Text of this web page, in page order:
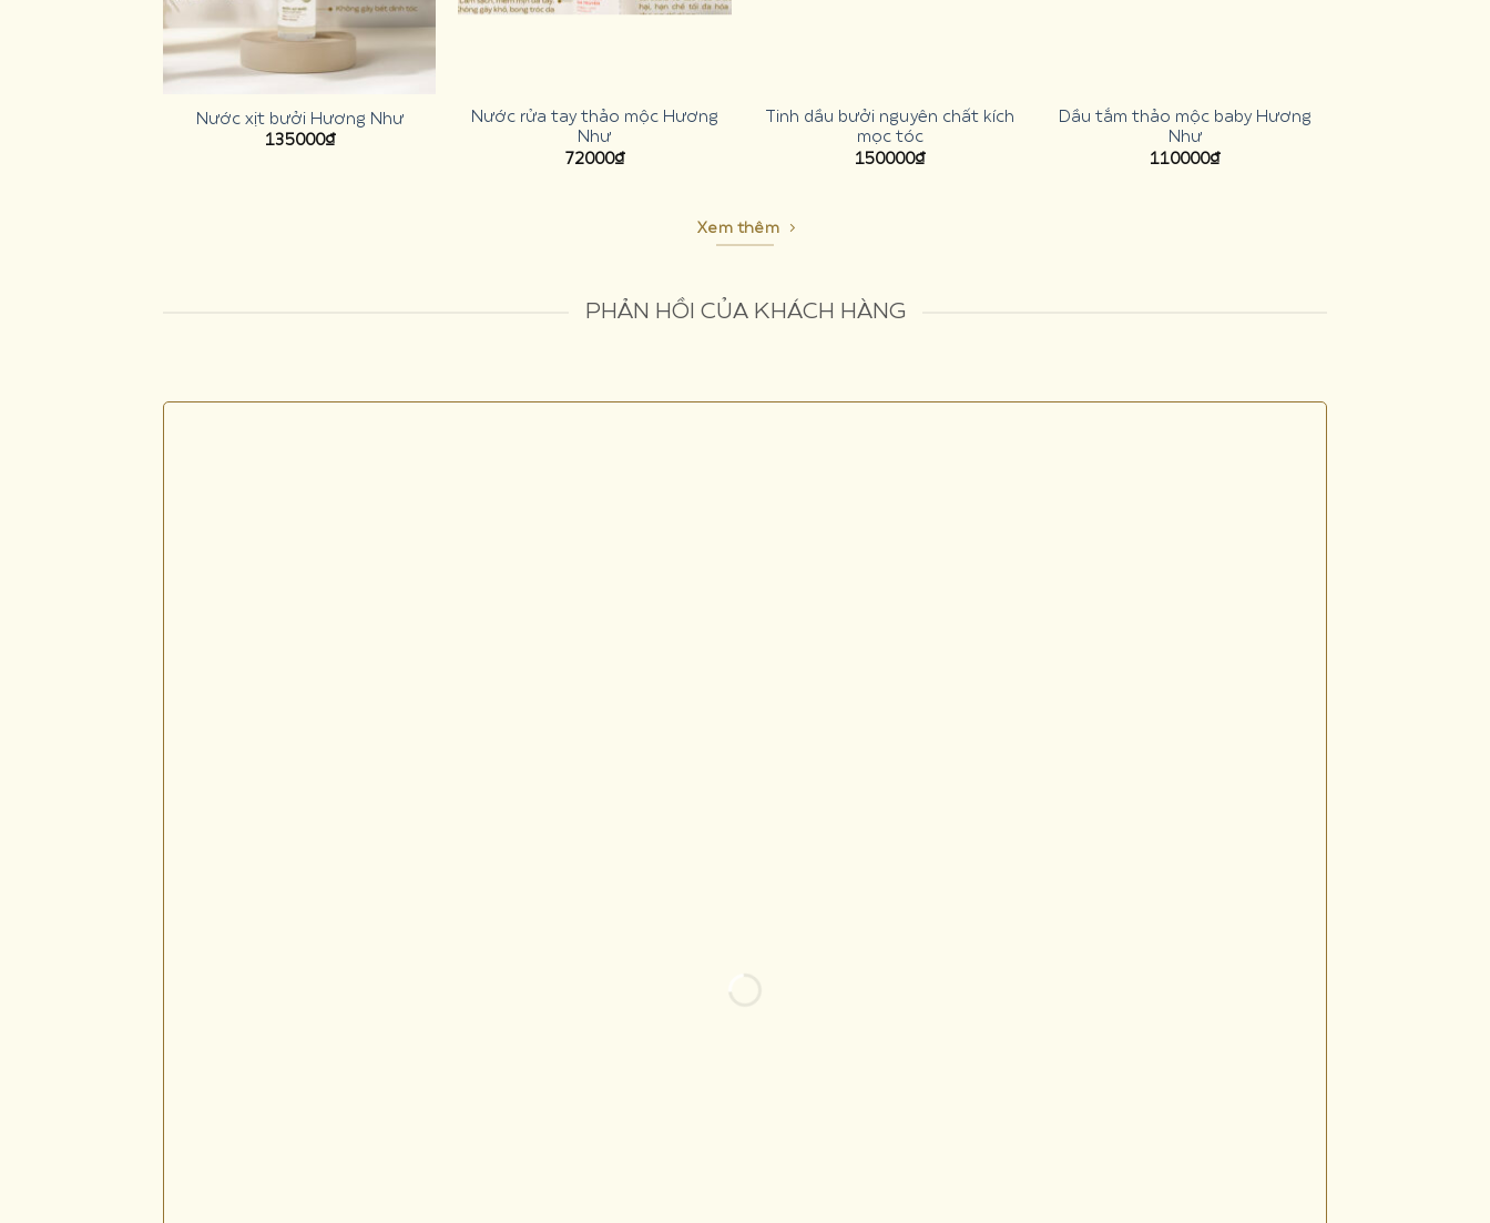
Nước xịt bưởi Hương Như
135000₫
Nước rửa tay thảo mộc Hương
Như
72000₫
Tinh dầu bưởi nguyên chất kích
mọc tóc
150000₫
Dầu tắm thảo mộc baby Hương
Như
110000₫
Xem thêm
PHẢN HỒI CỦA KHÁCH HÀNG